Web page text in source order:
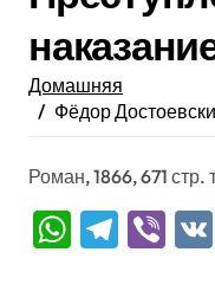
Домашняя
Фёдор
Роман, 1866, 671